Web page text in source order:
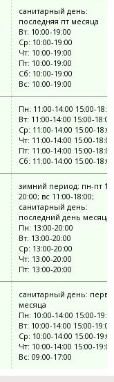
санитарный день:
последняя пт месяца
Вт: 10:00-19:00
Ср: 10:00-19:00
Чт: 10:00-19:00
Пт: 10:00-19:00
Сб: 10:00-19:00
Вс: 10:00-19:00
Пн: 11:00-14:00 15:00-
Вт: 11:00-14:00 15:00-18:00
Ср: 11:00-14:00 15:00-18:00
Чт: 11:00-14:00 15:00-18:00
Пт: 11:00-14:00 15:00-18:00
Сб: 11:00-14:00 15:00-18:00
зимний период: пн-пт
20:00; вс 11:00-18:00;
санитарный день:
последний день месяца
Пн: 13:00-20:00
Вт: 13:00-20:00
Ср: 13:00-20:00
Чт: 13:00-20:00
Пт: 13:00-20:00
санитарный день:
месяца
Пн: 10:00-14:00 15:00-
Вт: 10:00-14:00 15:00-19:00
Ср: 10:00-14:00 15:00-19:00
Чт: 10:00-14:00 15:00-19:00
Вс: 09:00-17:00